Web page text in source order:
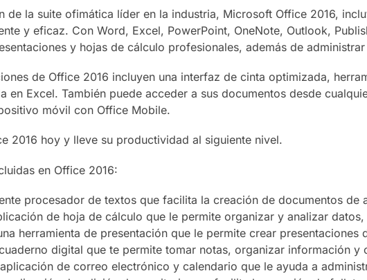
de la suite ofimática líder en la industria, Microsoft Office 2016,
y eficaz. Con Word, Excel, PowerPoint, OneNote, Outlook,
y hojas de cálculo profesionales, además de
de Office 2016 incluyen una interfaz de cinta optimizada,
en Excel. También puede acceder a sus documentos desde
móvil con Office Mobile.
2016 hoy y lleve su productividad al siguiente nivel.
en Office 2016:
procesador de textos que facilita la creación de documentos de
de hoja de cálculo que le permite organizar y analizar
herramienta de presentación que le permite crear presentaciones
digital que te permite tomar notas, organizar información y
de correo electrónico y calendario que le ayuda a